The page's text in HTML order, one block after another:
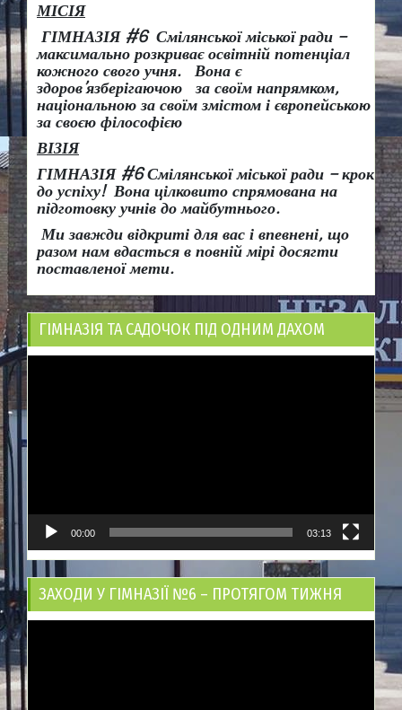
МІСІЯ
ГІМНАЗІЯ #6 Смілянської міської ради –
максимально розкриває освітній потенціал
кожного свого учня.
Вона є
здоров’язберігаючою за своїм напрямком,
національною за своїм змістом і європейською
за своєю філософією
ВІЗІЯ
ГІМНАЗІЯ #6 Смілянської міської ради – крок
до успіху! Вона цілковито спрямована на
підготовку учнів до майбутнього.
Ми завжди відкриті для вас і впевнені, що
разом нам вдасться в повній мірі досягти
поставленої мети.
ГІМНАЗІЯ ТА САДОЧОК ПІД ОДНИМ ДАХОМ
00:00 03:13
ЗАХОДИ У ГІМНАЗІЇ №6 – ПРОТЯГОМ ТИЖНЯ